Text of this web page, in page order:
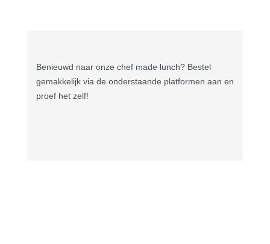
Benieuwd naar onze chef made lunch? Bestel
gemakkelijk via de onderstaande platformen aan en
proef het zelf!